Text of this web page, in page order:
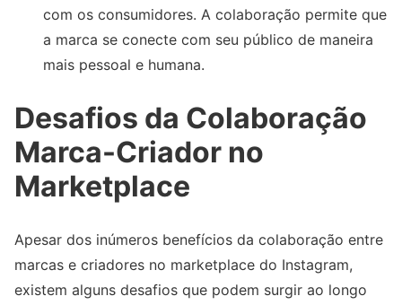
com os consumidores. A colaboração permite que
a marca se conecte com seu público de maneira
mais pessoal e humana.
Desafios da Colaboração
Marca-Criador no
Marketplace
Apesar dos inúmeros benefícios da colaboração entre
marcas e criadores no marketplace do Instagram,
existem alguns desafios que podem surgir ao longo